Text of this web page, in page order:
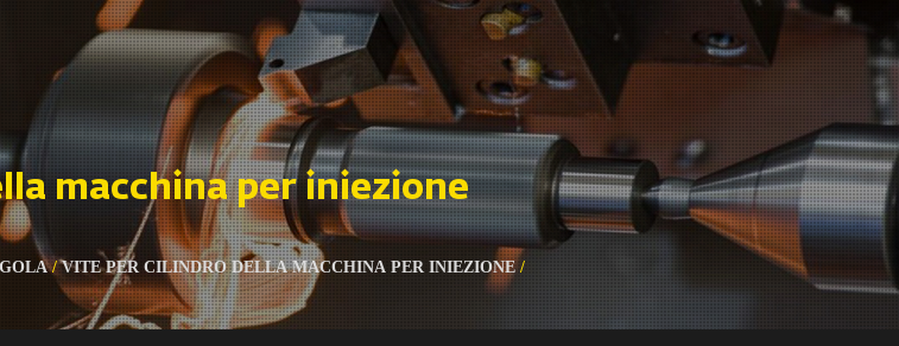
macchina per iniezione
/VITE PER CILINDRO DELLA MACCHINA PER INIEZIONE/